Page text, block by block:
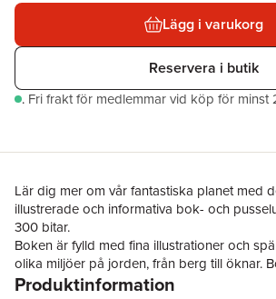
Lägg i varukorg
Reservera i butik
. Fri frakt för medlemmar vid köp för minst
Lär dig mer om vår fantastiska planet med
illustrerade och informativa bok- och
300 bitar.
Boken är fylld med fina illustrationer och
olika miljöer på jorden, från berg till öknar.
igenom viktiga ämnen som
Produktinformation